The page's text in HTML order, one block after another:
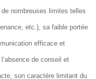
nombreuses limites telles
etc.), sa faible portée
efficace et
de conseil et
son caractère limitant du